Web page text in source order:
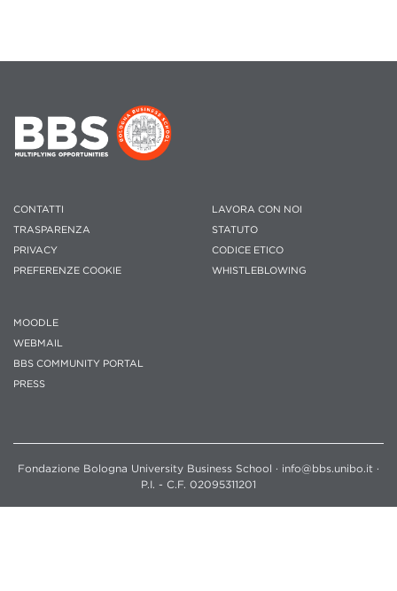
CONTATTI
TRASPARENZA
PRIVACY
PREFERENZE COOKIE
LAVORA CON NOI
STATUTO
CODICE ETICO
WHISTLEBLOWING
MOODLE
WEBMAIL
BBS COMMUNITY PORTAL
PRESS
Fondazione Bologna University Business School · info@bbs.unibo.it ·
P.I. - C.F. 02095311201